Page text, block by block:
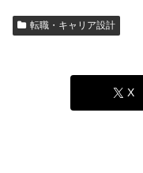
転職・キャリア設計
X